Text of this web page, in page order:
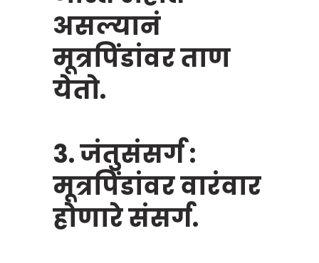
असल्यानं
मूत्रपिंडांवर ताण
येतो.
3. जंतुसंसर्ग :
मूत्रपिंडांवर वारंवार
होणारे संसर्ग.